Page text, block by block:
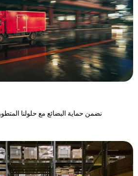
نضمن حماية البضائع مع حلولنا